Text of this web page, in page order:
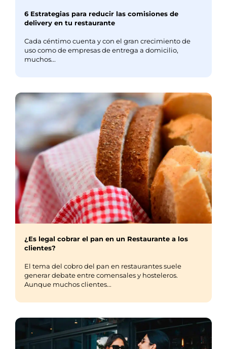
6 Estrategias para reducir las comisiones de
delivery en tu restaurante
Cada céntimo cuenta y con el gran crecimiento de
uso como de empresas de entrega a domicilio,
muchos...
¿Es legal cobrar el pan en un Restaurante a los
clientes?
El tema del cobro del pan en restaurantes suele
generar debate entre comensales y hosteleros.
Aunque muchos clientes...